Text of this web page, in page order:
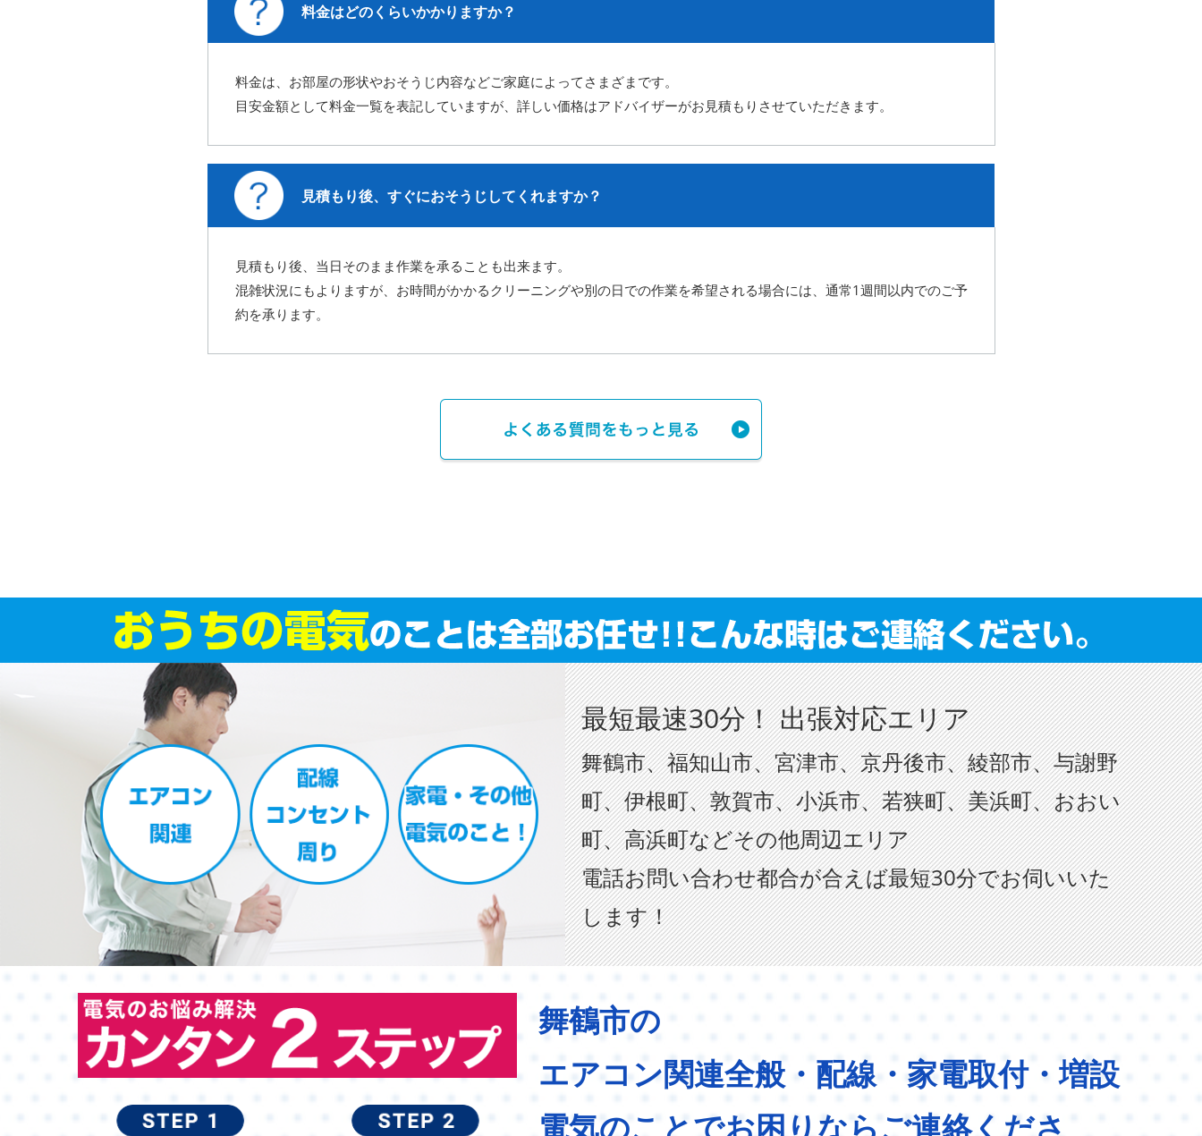
料金はどのくらいかかりますか？
料金は、お部屋の形状やおそうじ内容などご家庭によってさまざまです。
目安金額として料金一覧を表記していますが、詳しい価格はアドバイザーがお見積もりさせていただきます。
見積もり後、すぐにおそうじしてくれますか？
見積もり後、当日そのまま作業を承ることも出来ます。
混雑状況にもよりますが、お時間がかかるクリーニングや別の日での作業を希望される場合には、 通常1週間以内でのご予
約を承ります。
最短最速30分！ 出張対応エリア
舞鶴市、福知山市、宮津市、京丹後市、綾部市、与謝野
町、伊根町、敦賀市、小浜市、若狭町、美浜町、おおい
町、高浜町などその他周辺エリア
電話お問い合わせ都合が合えば最短30分でお伺いいた
します！
舞鶴市の
エアコン関連全般・配線・家電取付・増設
電気のことでお困りならご連絡くださ